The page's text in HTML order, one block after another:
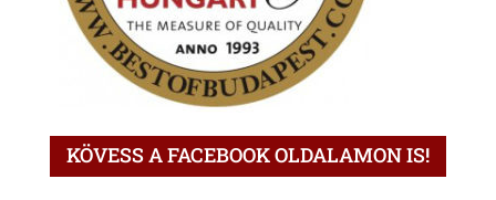
KÖVESS A FACEBOOK OLDALAMON IS!